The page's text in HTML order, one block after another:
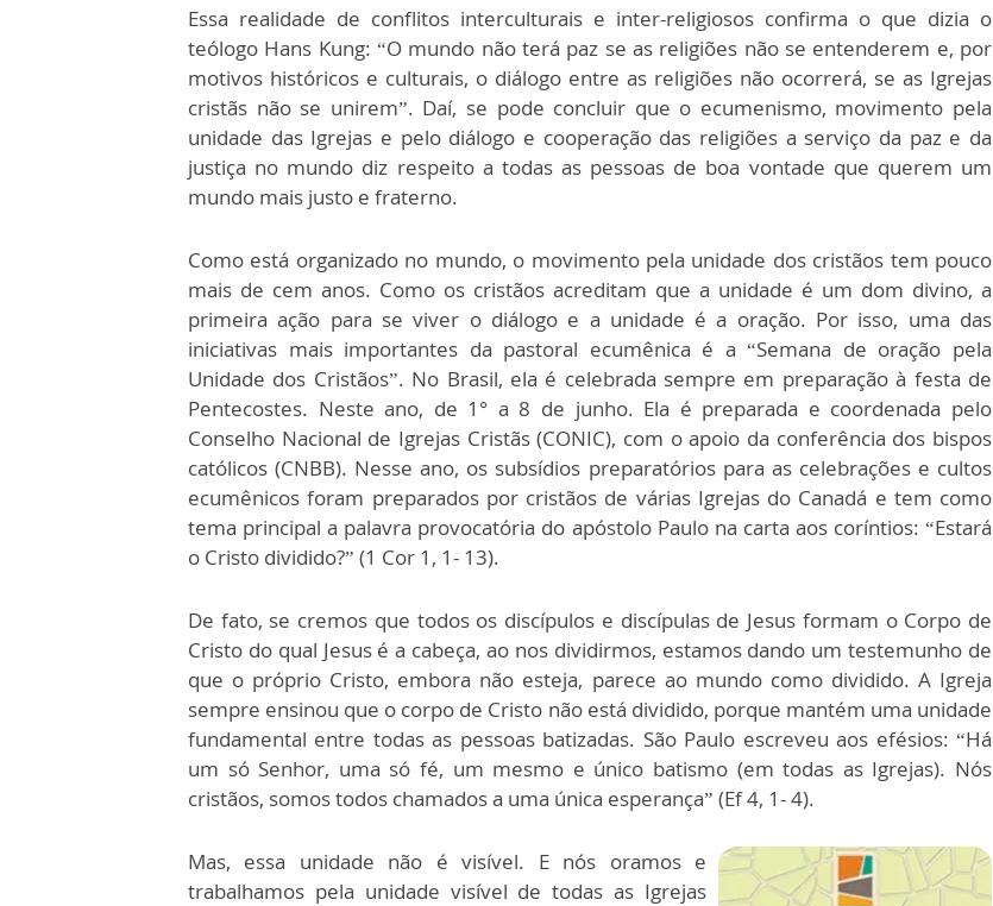
Essa realidade de conflitos interculturais e inter-religiosos confirma o que dizia o
teólogo Hans Kung: “O mundo não terá paz se as religiões não se entenderem e, por
motivos históricos e culturais, o diálogo entre as religiões não ocorrerá, se as Igrejas
cristãs não se unirem”. Daí, se pode concluir que o ecumenismo, movimento pela
unidade das Igrejas e pelo diálogo e cooperação das religiões a serviço da paz e da
justiça no mundo diz respeito a todas as pessoas de boa vontade que querem um
mundo mais justo e fraterno.
Como está organizado no mundo, o movimento pela unidade dos cristãos tem pouco
mais de cem anos. Como os cristãos acreditam que a unidade é um dom divino, a
primeira ação para se viver o diálogo e a unidade é a oração. Por isso, uma das
iniciativas mais importantes da pastoral ecumênica é a “Semana de oração pela
Unidade dos Cristãos”. No Brasil, ela é celebrada sempre em preparação à festa de
Pentecostes. Neste ano, de 1° a 8 de junho. Ela é preparada e coordenada pelo
Conselho Nacional de Igrejas Cristãs (CONIC), com o apoio da conferência dos bispos
católicos (CNBB). Nesse ano, os subsídios preparatórios para as celebrações e cultos
ecumênicos foram preparados por cristãos de várias Igrejas do Canadá e tem como
tema principal a palavra provocatória do apóstolo Paulo na carta aos coríntios: “Estará
o Cristo dividido?” (1 Cor 1, 1- 13).
De fato, se cremos que todos os discípulos e discípulas de Jesus formam o Corpo de
Cristo do qual Jesus é a cabeça, ao nos dividirmos, estamos dando um testemunho de
que o próprio Cristo, embora não esteja, parece ao mundo como dividido. A Igreja
sempre ensinou que o corpo de Cristo não está dividido, porque mantém uma unidade
fundamental entre todas as pessoas batizadas. São Paulo escreveu aos efésios: “Há
um só Senhor, uma só fé, um mesmo e único batismo (em todas as Igrejas). Nós
cristãos, somos todos chamados a uma única esperança” (Ef 4, 1- 4).
Mas, essa unidade não é visível. E nós oramos e
trabalhamos pela unidade visível de todas as Igrejas